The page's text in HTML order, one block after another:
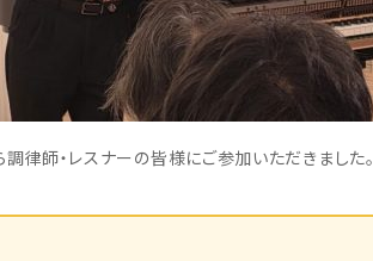
律師・レスナーの皆様にご参加いただきました。